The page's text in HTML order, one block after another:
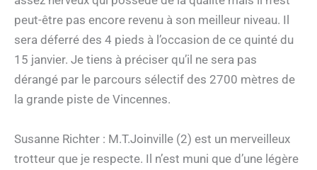
peut-être pas encore revenu à son meilleur niveau. Il
sera déferré des 4 pieds à l’occasion de ce quinté du
15 janvier. Je tiens à préciser qu’il ne sera pas
dérangé par le parcours sélectif des 2700 mètres de
la grande piste de Vincennes.
Susanne Richter : M.T.Joinville (2) est un merveilleux
trotteur que je respecte. Il n’est muni que d’une légère